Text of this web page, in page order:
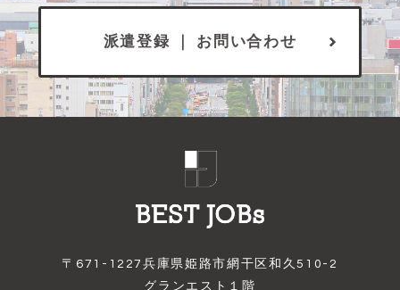
派遣登録 ｜ お問い合わせ
〒671-1227兵庫県姫路市網干区和久510-2
グランエスト１階